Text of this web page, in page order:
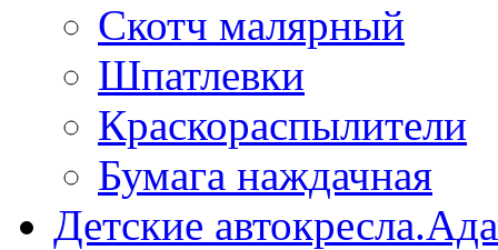
Скотч малярный
Шпатлевки
Краскораспылители
Бумага наждачная
Детские